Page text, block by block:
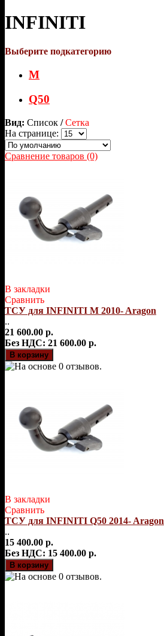
INFINITI
Выберите подкатегорию
M
Q50
Вид: Список / Сетка
На странице:
Сравнение товаров (0)
В закладки
Сравнить
ТСУ для INFINITI M 2010- Aragon
..
21 600.00 р.
Без НДС: 21 600.00 р.
В закладки
Сравнить
ТСУ для INFINITI Q50 2014- Aragon
..
15 400.00 р.
Без НДС: 15 400.00 р.